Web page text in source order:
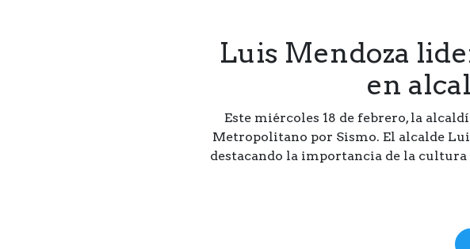
Luis Mendoza
en
Este miércoles 18 de febrero, la
Metropolitano por Sismo. El alcalde
destacando la importancia de la